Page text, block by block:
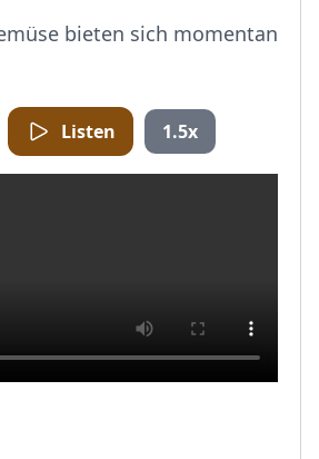
bieten sich momentan
Listen 1.5x